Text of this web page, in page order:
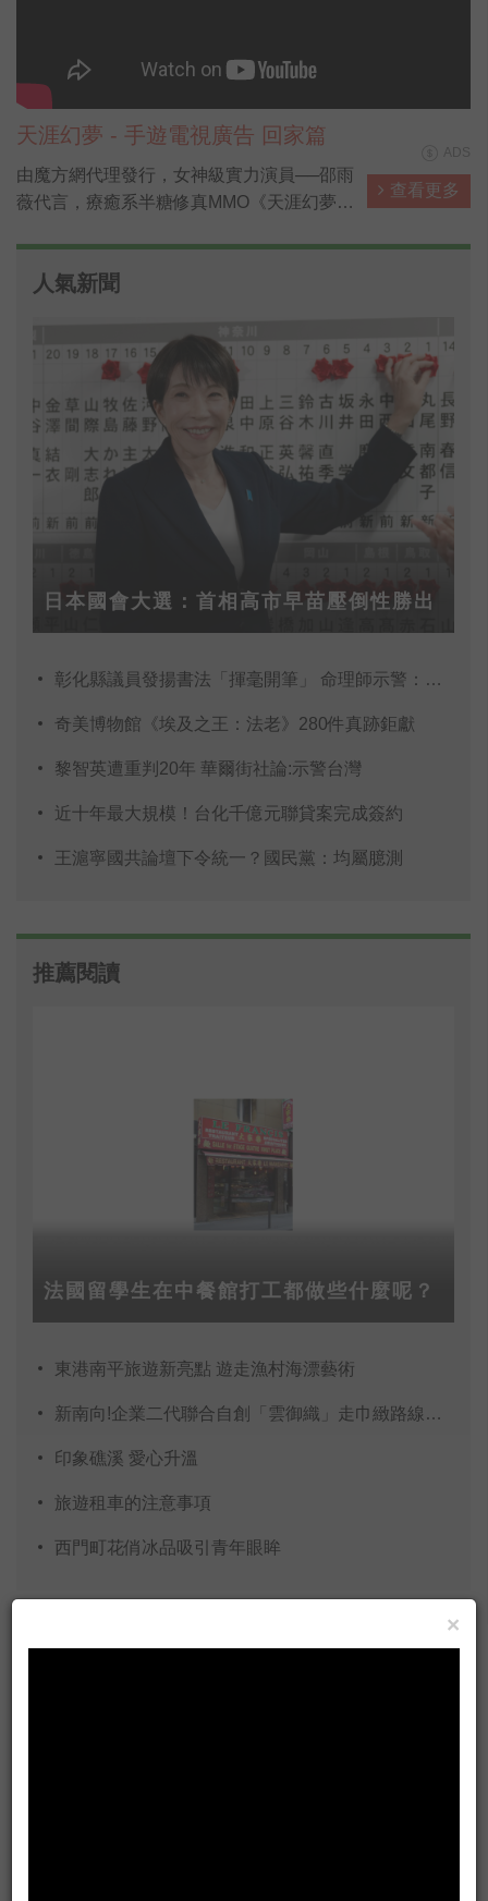
天涯幻夢 - 手遊電視廣告 回家篇
由魔方網代理發行，女神級實力演員──邵雨
薇代言，療癒系半糖修真MMO《天涯幻夢》
【自選戀愛稱號禮包】，以及大量元寶與開
匙】。而首日登入的玩家，則能免費獲得邵
雨薇專屬羽翼【薇雨紛飛】！
查看更多
人氣新聞
日本國會大選：首相高市早苗壓倒性勝出
彰化縣議員發揚書法「揮毫開筆」 命理師示警：不
奇美博物館《埃及之王：法老》280件真跡鉅獻
黎智英遭重判20年 華爾街社論:示警台灣
近十年最大規模！台化千億元聯貸案完成簽約
王滬寧國共論壇下令統一？國民黨：均屬臆測
推薦閱讀
法國留學生在中餐館打工都做些什麼呢？
東港南平旅遊新亮點 遊走漁村海漂藝術
新南向!企業二代聯合自創「雲御織」走巾緻路線搶商機
印象礁溪 愛心升溫
旅遊租車的注意事項
西門町花俏冰品吸引青年眼眸
×